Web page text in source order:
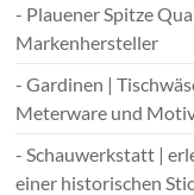
- Plauener Spitze
Markenhersteller
- Gardinen |
Meterware und
- Schauwerkstatt |
einer historischen